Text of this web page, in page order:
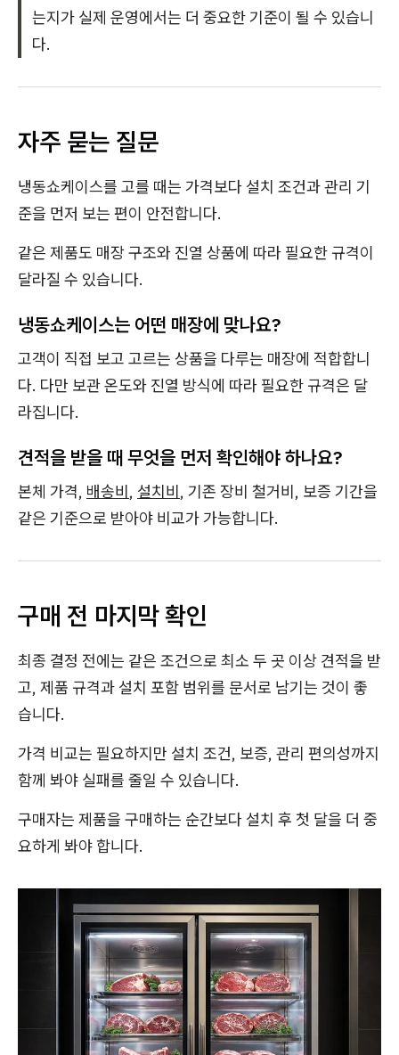
는지가 실제 운영에서는 더 중요한 기준이 될 수 있습니
다.
자주 묻는 질문
냉동쇼케이스를 고를 때는 가격보다 설치 조건과 관리 기
준을 먼저 보는 편이 안전합니다.
같은 제품도 매장 구조와 진열 상품에 따라 필요한 규격이
달라질 수 있습니다.
냉동쇼케이스는 어떤 매장에 맞나요?
고객이 직접 보고 고르는 상품을 다루는 매장에 적합합니
다. 다만 보관 온도와 진열 방식에 따라 필요한 규격은 달
라집니다.
견적을 받을 때 무엇을 먼저 확인해야 하나요?
본체 가격, 배송비, 설치비, 기존 장비 철거비, 보증 기간을
같은 기준으로 받아야 비교가 가능합니다.
구매 전 마지막 확인
최종 결정 전에는 같은 조건으로 최소 두 곳 이상 견적을 받
고, 제품 규격과 설치 포함 범위를 문서로 남기는 것이 좋
습니다.
가격 비교는 필요하지만 설치 조건, 보증, 관리 편의성까지
함께 봐야 실패를 줄일 수 있습니다.
구매자는 제품을 구매하는 순간보다 설치 후 첫 달을 더 중
요하게 봐야 합니다.